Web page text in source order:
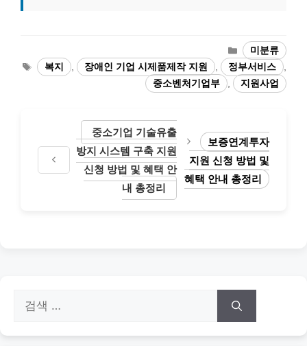
카
테
고
리
미분류
태
그
복지 , 장애인 기업 시제품제작 지원 , 정부서비스
,
중소벤처기업부
, 지원사업
중소기업 기술유출
방지 시스템 구축 지원
신청 방법 및 혜택 안
내 총정리
보증연계투자
지원 신청 방법 및
혜택 안내 총정리